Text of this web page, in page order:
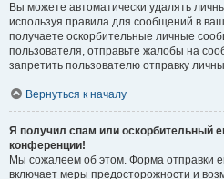
Вы можете автоматически удалять
используя правила для сообщений в
получаете оскорбительные личные
пользователя, отправьте жалобы на
запретить пользователю отправку
Вернуться к началу
Я получил спам или оскорбительный
конференции!
Мы сожалеем об этом. Форма отправки
включает меры предосторожности и